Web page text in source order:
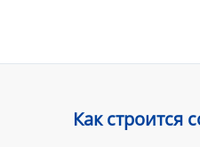
Как строится